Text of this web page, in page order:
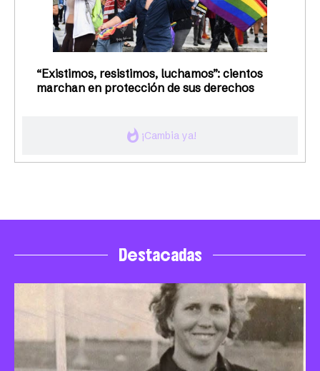
whatshot ¡Cambia ya!
“Existimos, resistimos, luchamos”: cientos
marchan en protección de sus derechos
Destacadas